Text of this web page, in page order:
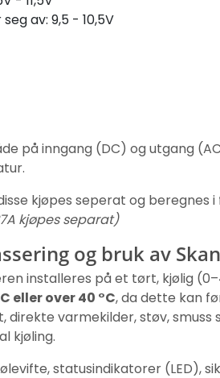
av: 9,5 - 10,5V
på inngang (DC) og utgang
kjøpes seperat og beregnes
kjøpes separat)
og bruk av
installeres på et tørt, kjølig
eller over 40 °C, da dette kan
direkte varmekilder, støv,
kjøling.
statusindikatorer (LED),